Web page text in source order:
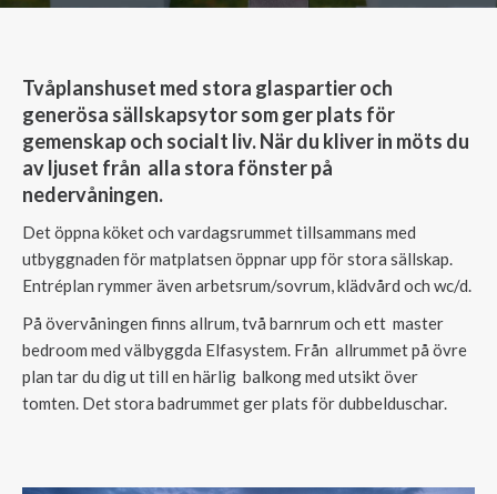
Tvåplanshuset med stora glaspartier och
generösa sällskapsytor som ger plats för
gemenskap och socialt liv. När du kliver in möts du
av ljuset från alla stora fönster på
nedervåningen.
Det öppna köket och vardagsrummet tillsammans med
utbyggnaden för matplatsen öppnar upp för stora sällskap.
Entréplan rymmer även arbetsrum/sovrum, klädvård och wc/d.
På övervåningen finns allrum, två barnrum och ett master
bedroom med välbyggda Elfasystem. Från allrummet på övre
plan tar du dig ut till en härlig balkong med utsikt över
tomten. Det stora badrummet ger plats för dubbelduschar.